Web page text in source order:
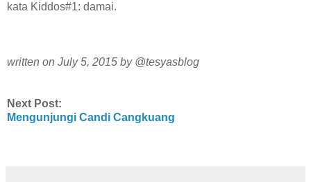
kata Kiddos#1: damai.
written on July 5, 2015 by @tesyasblog
Next Post:
Mengunjungi Candi Cangkuang